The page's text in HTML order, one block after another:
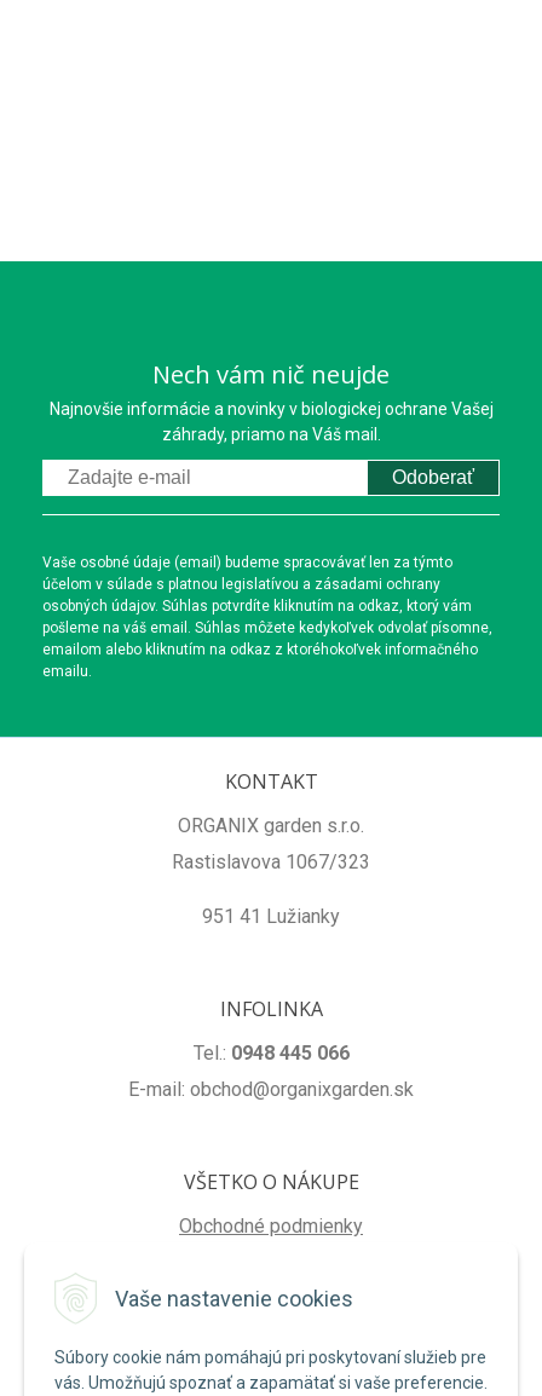
Vaše nastavenie cookies
Súbory cookie nám pomáhajú pri poskytovaní služieb pre
vás. Umožňujú spoznať a zapamätať si vaše preferencie.
Nech vám nič neujde
Najnovšie informácie a novinky v biologickej ochrane Vašej
záhrady, priamo na Váš mail.
Odoberať
Vaše osobné údaje (email) budeme spracovávať len za týmto
účelom v súlade s platnou legislatívou a zásadami ochrany
osobných údajov. Súhlas potvrdíte kliknutím na odkaz, ktorý vám
pošleme na váš email. Súhlas môžete kedykoľvek odvolať písomne,
emailom alebo kliknutím na odkaz z ktoréhokoľvek informačného
emailu.
KONTAKT
ORGANIX garden s.r.o.
Rastislavova 1067/323
951 41 Lužianky
INFOLINKA
Tel.: 0948 445 066
E-mail: obchod@organixgarden.sk
VŠETKO O NÁKUPE
Obchodné podmienky
Reklamačné podmienky
NA STIAHNUTIE